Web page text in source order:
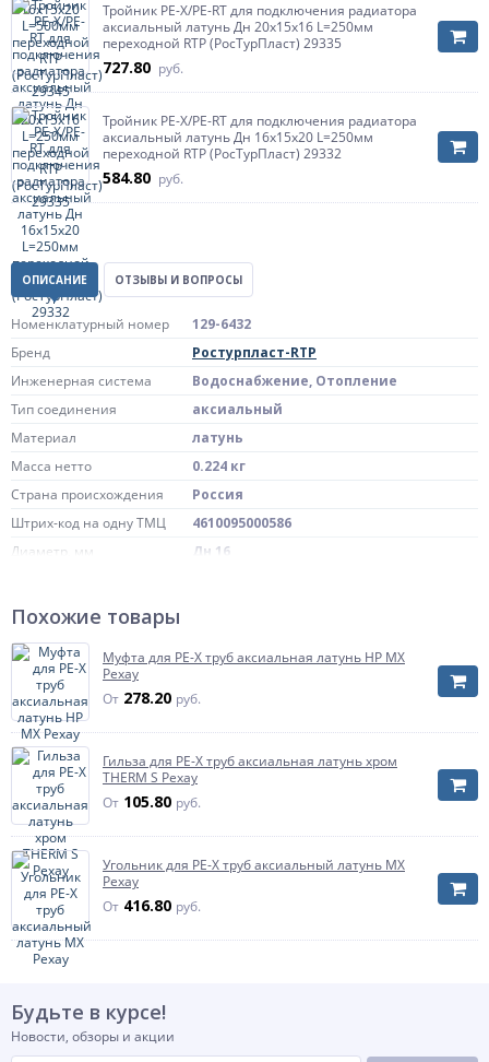
Тройник PE-X/PE-RT для подключения радиатора
аксиальный латунь Дн 20х15х16 L=250мм
переходной RTP (РосТурПласт) 29335
727.80 руб.
Тройник PE-X/PE-RT для подключения радиатора
аксиальный латунь Дн 16х15х20 L=250мм
переходной RTP (РосТурПласт) 29332
584.80 руб.
ОПИСАНИЕ ОТЗЫВЫ И ВОПРОСЫ
Номенклатурный номер
129-6432
Бренд
Ростурпласт-RTP
Инженерная система
Водоснабжение, Отопление
Тип соединения
аксиальный
Материал
латунь
Масса нетто
0.224 кг
Страна происхождения
Россия
Штрих-код на одну ТМЦ
4610095000586
Диаметр, мм
Дн 16
Размер
Артикул
29332
Похожие товары
Муфта для PE-X труб аксиальная латунь НР MX
Рехау
От 278.20 руб.
Гильза для PE-X труб аксиальная латунь хром
THERM S Рехау
От 105.80 руб.
Угольник для PE-X труб аксиальный латунь MX
Рехау
От 416.80 руб.
Будьте в курсе!
Новости, обзоры и акции